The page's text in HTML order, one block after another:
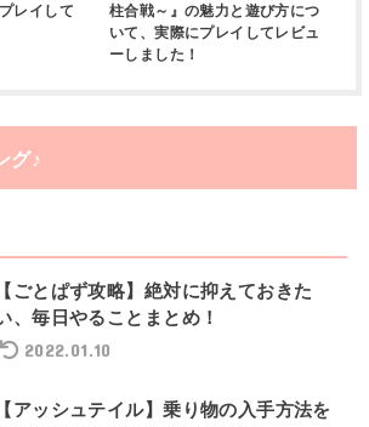
レイして
柱合戦～』の魅力と遊び方につ
いて、実際にプレイしてレビュ
ーしました！
グ♪
【ごとぱず攻略】絶対に抑えておきた
、毎日やることまとめ！
2022.01.10
【アッシュテイル】乗り物の入手方法を